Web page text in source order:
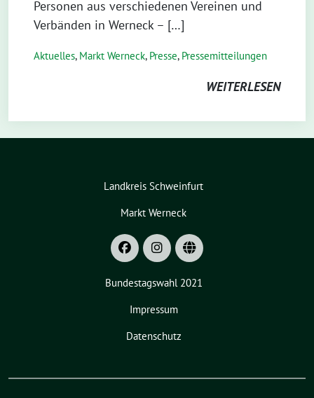
Personen aus verschiedenen Vereinen und
Verbänden in Werneck – […]
Aktuelles, Markt Werneck, Presse, Pressemitteilungen
WEITERLESEN
Landkreis Schweinfurt
Markt Werneck
Bundestagswahl 2021
Impressum
Datenschutz